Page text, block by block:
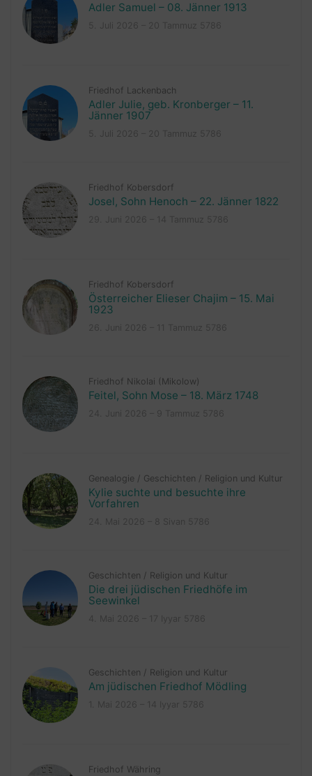
Adler Samuel – 08. Jänner 1913
Friedhof Lackenbach
Adler Julie, geb. Kronberger – 11.
Jänner 1907
Friedhof Kobersdorf
Josel, Sohn Henoch – 22. Jänner 1822
Friedhof Kobersdorf
Österreicher Elieser Chajim – 15. Mai
1923
Friedhof Nikolai (Mikolow)
Feitel, Sohn Mose – 18. März 1748
Genealogie / Geschichten / Religion und Kultur
Kylie suchte und besuchte ihre
Vorfahren
Geschichten / Religion und Kultur
Die drei jüdischen Friedhöfe im
Seewinkel
Geschichten / Religion und Kultur
Am jüdischen Friedhof Mödling
Friedhof Währing